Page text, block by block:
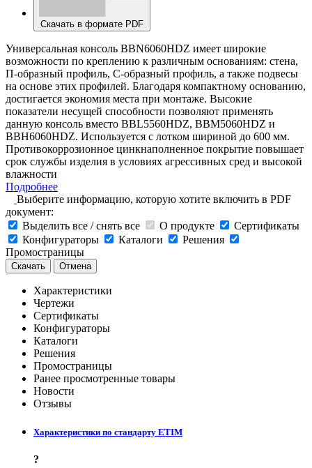
Скачать в формате PDF
Универсальная консоль BBN6060HDZ имеет широкие
возможности по креплению к различным основаниям: стена,
П-образный профиль, С-образный профиль, а также подвесы
на основе этих профилей. Благодаря компактному основанию,
достигается экономия места при монтаже. Высокие
показатели несущей способности позволяют применять
данную консоль вместо BBL5560HDZ, BBM5060HDZ и
BBH6060HDZ. Используется с лотком шириной до 600 мм.
Противокоррозионное цинкнаполненное покрытие повышает
срок службы изделия в условиях агрессивных сред и высокой
влажности
Подробнее
Выберите информацию, которую хотите включить в PDF
документ:
Выделить все / снять все
О продукте
Сертификаты
Конфигураторы
Каталоги
Решения
Промостраницы
Скачать Отмена
Характеристики
Чертежи
Сертификаты
Конфигураторы
Каталоги
Решения
Промостраницы
Ранее просмотренные товары
Новости
Отзывы
Характеристики по стандарту ETIM
?